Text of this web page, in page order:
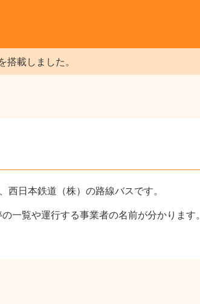
載しました。
日本鉄道（株）の路線バスです。
一覧や運行する事業者の名前が分かります。